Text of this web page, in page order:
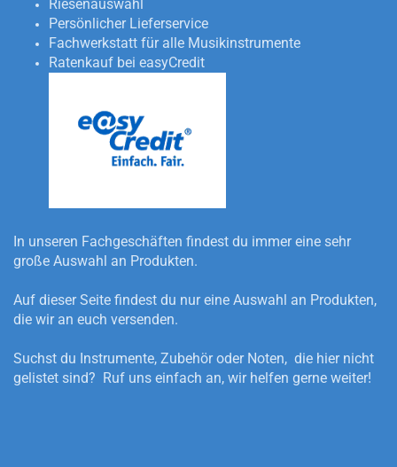
Riesenauswahl
Persönlicher Lieferservice
Fachwerkstatt für alle Musikinstrumente
Ratenkauf bei easyCredit
In unseren Fachgeschäften findest du immer eine sehr
große Auswahl an Produkten.
Auf dieser Seite findest du nur eine Auswahl an Produkten,
die wir an euch versenden.
Suchst du Instrumente, Zubehör oder Noten, die hier nicht
gelistet sind? Ruf uns einfach an, wir helfen gerne weiter!